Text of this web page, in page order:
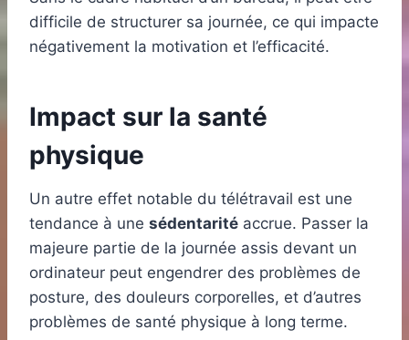
difficile de structurer sa journée, ce qui impacte
négativement la motivation et l’efficacité.
Impact sur la santé
physique
Un autre effet notable du télétravail est une
tendance à une sédentarité accrue. Passer la
majeure partie de la journée assis devant un
ordinateur peut engendrer des problèmes de
posture, des douleurs corporelles, et d’autres
problèmes de santé physique à long terme.